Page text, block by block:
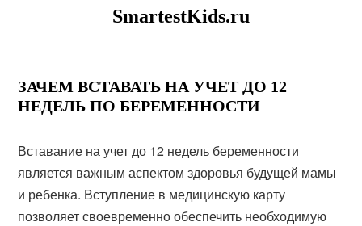
SmartestKids.ru
ЗАЧЕМ ВСТАВАТЬ НА УЧЕТ ДО 12
НЕДЕЛЬ ПО БЕРЕМЕННОСТИ
Вставание на учет до 12 недель беременности
является важным аспектом здоровья будущей мамы
и ребенка. Вступление в медицинскую карту
позволяет своевременно обеспечить необходимую